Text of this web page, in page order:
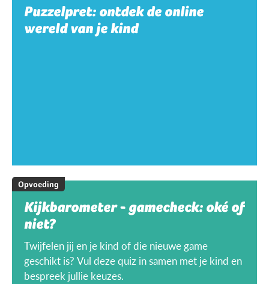
Puzzelpret: ontdek de online
wereld van je kind
Opvoeding
Kijkbarometer - gamecheck: oké of
niet?
Twijfelen jij en je kind of die nieuwe game
geschikt is? Vul deze quiz in samen met je kind en
bespreek jullie keuzes.